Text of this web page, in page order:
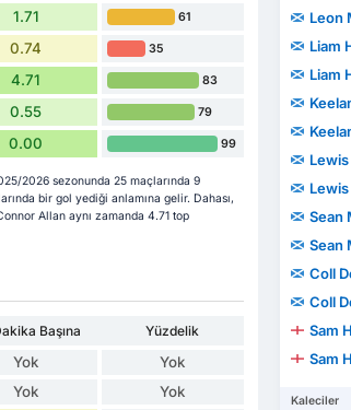
1.71 61
0.74 35
4.71 83
0.55 79
0.00 99
2026 sezonunda 25 maçlarında 9
bir gol yediği anlamına gelir. Dahası,
Allan aynı zamanda 4.71 top
Başına
Yüzdelik
Yok Yok
Yok Yok
Leon
Liam
Liam
Sean
Sean
Coll
Coll
Sam
Sam
Kaleciler